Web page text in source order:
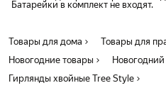
Батарейки в комплект не входят.
Товары для дома
Товары для
Новогодние товары
Гирлянды хвойные Tree Style